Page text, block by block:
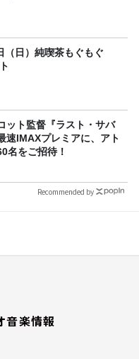
（日）純喫茶もぐもぐ
ット監督『ラスト・サバ
速IMAXプレミアに、アト
名をご招待！
Recommended by
音楽情報